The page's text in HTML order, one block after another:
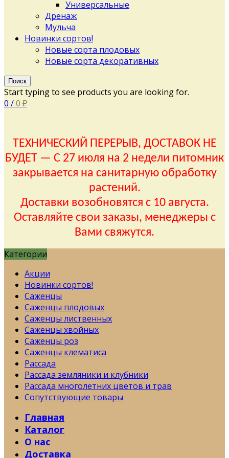
Универсальные
Дренаж
Мульча
Новинки сортов!
Новые сорта плодовых
Новые сорта декоративных
Поиск
Start typing to see products you are looking for.
0 /0 ₽
ТЕХНИЧЕСКИЙ ПЕРЕРЫВ, ДОСТАВОК НЕ
БУДЕТ — С 27 июля на 2 недели питомник
закрывается на санитарную обработку
растений.
Доставки возобновятся с 10 августа.
Оставляйте свои заказы, менеджеры с
Вами свяжутся.
Категории
Акции
Новинки сортов!
Саженцы
Саженцы плодовых
Саженцы лиственных
Саженцы хвойных
Саженцы роз
Саженцы клематиса
Рассада
Рассада земляники и клубники
Рассада многолетних цветов и трав
Сопутствующие товары
Главная
Каталог
О нас
Доставка